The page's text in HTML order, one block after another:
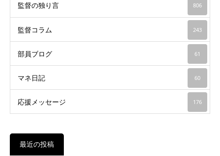
監督の独り言 806
監督コラム 243
部員ブログ 61
マネ日記 60
応援メッセージ 176
最近の投稿